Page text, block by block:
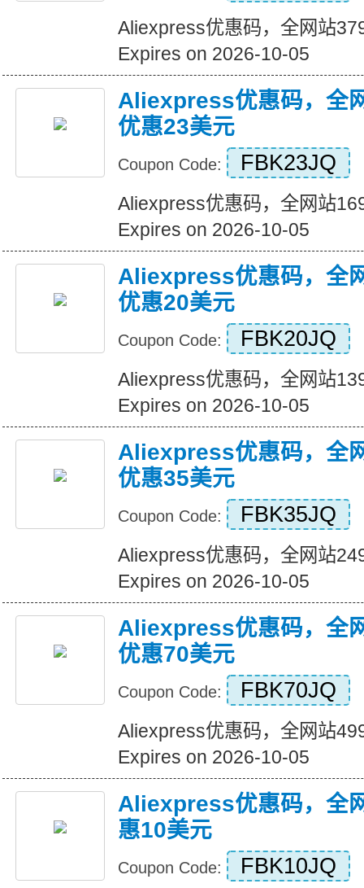
Aliexpress优惠码，全网站
Expires on 2026-10-05
Aliexpress优惠码，全
优惠23美元
Coupon Code: FBK23JQ
Aliexpress优惠码，全网站
Expires on 2026-10-05
Aliexpress优惠码，全
优惠20美元
Coupon Code: FBK20JQ
Aliexpress优惠码，全网站
Expires on 2026-10-05
Aliexpress优惠码，全
优惠35美元
Coupon Code: FBK35JQ
Aliexpress优惠码，全网站
Expires on 2026-10-05
Aliexpress优惠码，全
优惠70美元
Coupon Code: FBK70JQ
Aliexpress优惠码，全网站
Expires on 2026-10-05
Aliexpress优惠码，全
惠10美元
Coupon Code: FBK10JQ